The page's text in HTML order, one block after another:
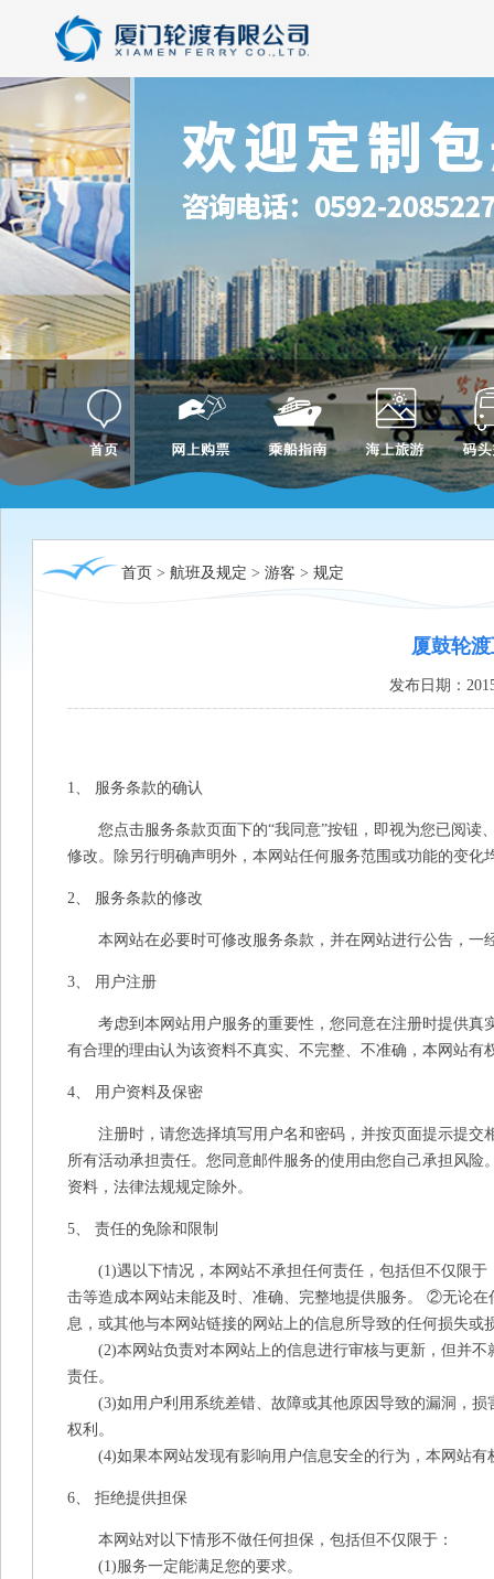
首页 > 航班及规定 > 游客 > 规定
厦鼓轮
发布日期：
1、 服务条款的确认
您点击服务条款页面下的“我同意”按钮，即视为您已阅读
修改。除另行明确声明外，本网站任何服务范围或功能的变化
2、 服务条款的修改
本网站在必要时可修改服务条款，并在网站进行公告，一
3、 用户注册
考虑到本网站用户服务的重要性，您同意在注册时提供真
有合理的理由认为该资料不真实、不完整、不准确，本网站
4、 用户资料及保密
注册时，请您选择填写用户名和密码，并按页面提示提交
所有活动承担责任。您同意邮件服务的使用由您自己承担风
资料，法律法规规定除外。
5、 责任的免除和限制
(1)遇以下情况，本网站不承担任何责任，包括但不仅限
击等造成本网站未能及时、准确、完整地提供服务。 ②无论
息，或其他与本网站链接的网站上的信息所导致的任何损失或
(2)本网站负责对本网站上的信息进行审核与更新，但并
责任。
(3)如用户利用系统差错、故障或其他原因导致的漏洞，
权利。
(4)如果本网站发现有影响用户信息安全的行为，本网站
6、 拒绝提供担保
本网站对以下情形不做任何担保，包括但不仅限于：
(1)服务一定能满足您的要求。